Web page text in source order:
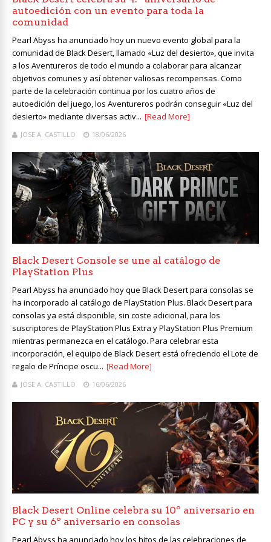
autoedición con un evento para toda la
comunidad
Pearl Abyss ha anunciado hoy un nuevo evento global para la
comunidad de Black Desert, llamado «Luz del desierto», que invita
a los Aventureros de todo el mundo a colaborar para alcanzar
objetivos comunes y así obtener valiosas recompensas. Como
parte de la celebración continua por los cuatro años de
autoedición del juego, los Aventureros podrán conseguir «Luz del
desierto» mediante diversas activ... [Read More]
JOSE A. CASTILLO 18/06/2026
Black Desert Console se une al catálogo de
PlayStation Plus
Pearl Abyss ha anunciado hoy que Black Desert para consolas se
ha incorporado al catálogo de PlayStation Plus. Black Desert para
consolas ya está disponible, sin coste adicional, para los
suscriptores de PlayStation Plus Extra y PlayStation Plus Premium
mientras permanezca en el catálogo. Para celebrar esta
incorporación, el equipo de Black Desert está ofreciendo el Lote de
regalo de Príncipe oscu... [Read More]
JOSE A. CASTILLO 16/06/2026
Black Desert Online celebra su 10º aniversario en
PC y su 6º aniversario en consolas